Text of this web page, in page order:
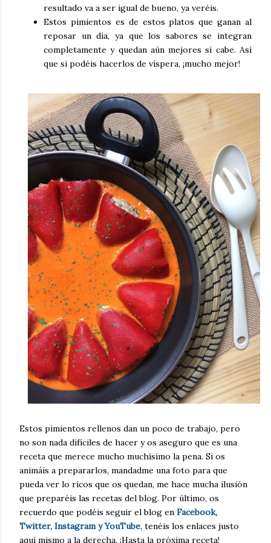
resultado va a ser igual de bueno, ya veréis.
Estos pimientos es de estos platos que ganan al
reposar un día, ya que los sabores se integran
completamente y quedan aún mejores si cabe. Así
que si podéis hacerlos de víspera, ¡mucho mejor!
Estos pimientos rellenos dan un poco de trabajo, pero
no son nada difíciles de hacer y os aseguro que es una
receta que merece mucho muchísimo la pena. Si os
animáis a prepararlos, mandadme una foto para que
pueda ver lo ricos que os quedan, me hace mucha ilusión
que preparéis las recetas del blog. Por último, os
recuerdo que podéis seguir el blog en Facebook,
Twitter, Instagram y YouTube, tenéis los enlaces justo
aquí mismo a la derecha. ¡Hasta la próxima receta!